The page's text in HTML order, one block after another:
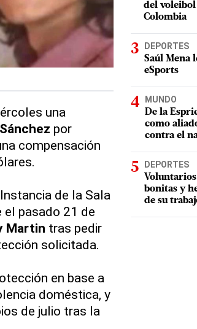
una
por
compensación
de la Sala
el pasado 21 de
Martin tras pedir
solicitada.
en base a
doméstica, y
de julio tras la
del
Colombia
DEPORTES
Saúl Mena
eSports
MUNDO
De la
como
contra el
DEPORTES
bonitas y
de su